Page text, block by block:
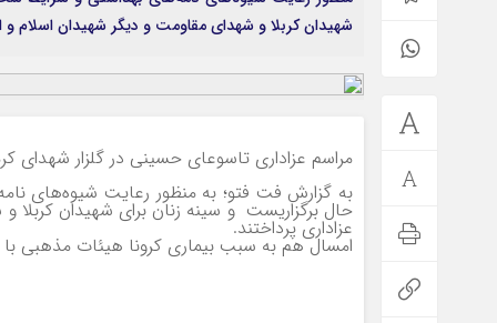
شهیدان کربلا و شهدای مقاومت و دیگر شهیدان اسلام و
مراسم عزاداری تاسوعای حسینی در گلزار شهدای
به گزارش فت فتو؛ به منظور رعایت شیوه‌های
حال برگزاریست و سینه زنان برای شهیدان کربلا
عزاداری پرداختند.
امسال هم به سبب بیماری کرونا هیئات مذهبی